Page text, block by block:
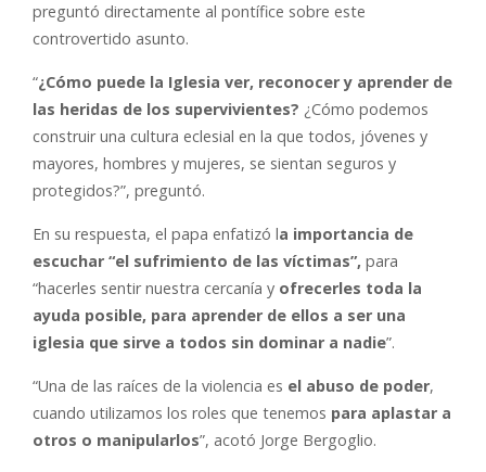
preguntó directamente al pontífice sobre este
controvertido asunto.
“¿Cómo puede la Iglesia ver, reconocer y aprender de
las heridas de los supervivientes? ¿Cómo podemos
construir una cultura eclesial en la que todos, jóvenes y
mayores, hombres y mujeres, se sientan seguros y
protegidos?”, preguntó.
En su respuesta, el papa enfatizó la importancia de
escuchar “el sufrimiento de las víctimas”, para
“hacerles sentir nuestra cercanía y ofrecerles toda la
ayuda posible, para aprender de ellos a ser una
iglesia que sirve a todos sin dominar a nadie”.
“Una de las raíces de la violencia es el abuso de poder,
cuando utilizamos los roles que tenemos para aplastar a
otros o manipularlos”, acotó Jorge Bergoglio.